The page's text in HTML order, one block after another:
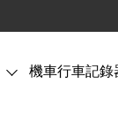
機車行車記錄